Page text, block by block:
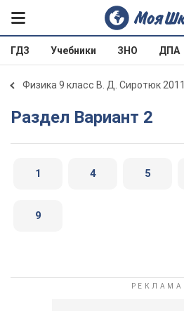
ГДЗ Учебники ЗНО ДПА
Физика 9 класс В. Д. Сиротюк 2011
Раздел Вариант 2
1 4 5
9